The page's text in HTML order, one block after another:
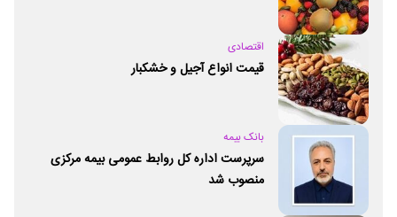
اقتصادی
قیمت انواع آجیل و خشکبار
بانک بیمه
سرپرست اداره کل روابط عمومی بیمه مرکزی
منصوب شد